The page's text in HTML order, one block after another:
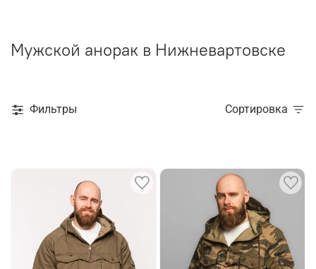
Мужской анорак в Нижневартовске
Фильтры Сортировка